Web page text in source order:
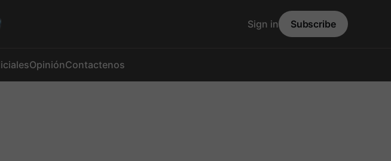
OpiniónContactenos
Sign in Subscribe